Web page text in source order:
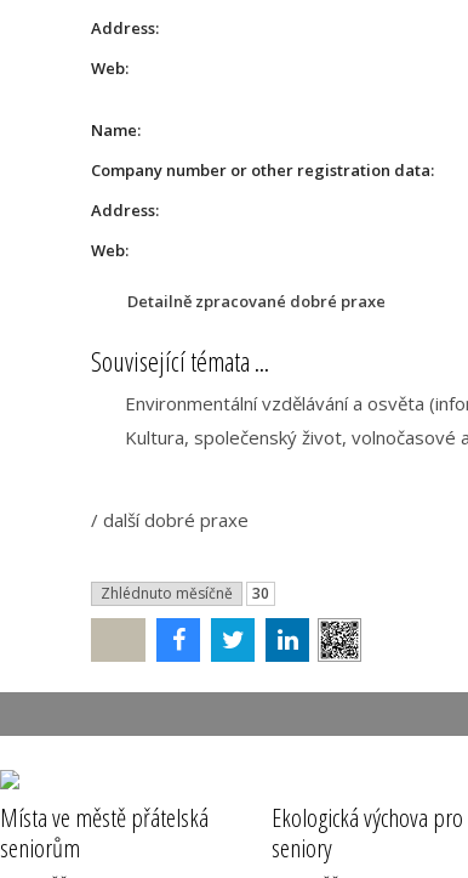
Address:
Web:
Name:
Company number or other registration data:
Address:
Web:
Detailně zpracované dobré praxe
Související témata ...
Environmentální vzdělávání a osvěta
Kultura, společenský život, volnočasové
/ další dobré praxe
Zhlédnuto měsíčně 30
Místa ve městě přátelská
seniorům
Ekologická výchova pro
seniory